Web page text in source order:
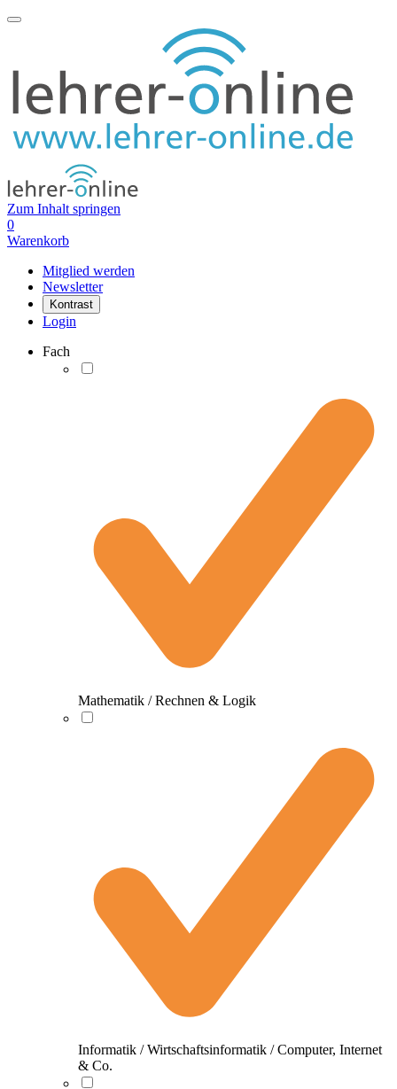
Zum Inhalt springen
0
Warenkorb
Mitglied werden
Newsletter
Kontrast
Login
Fach
Mathematik / Rechnen & Logik
Informatik / Wirtschaftsinformatik / Computer, Internet
& Co.